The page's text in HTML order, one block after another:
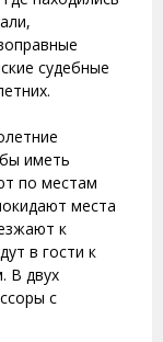
судебные
иметь
по местам
места
к
в гости к
В двух
с